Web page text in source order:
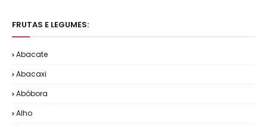
FRUTAS E LEGUMES:
Abacate
Abacaxi
Abóbora
Alho